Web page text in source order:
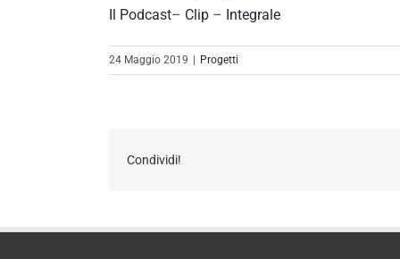
Il Podcast– Clip – Integrale
24 Maggio 2019 Progetti
Condividi!